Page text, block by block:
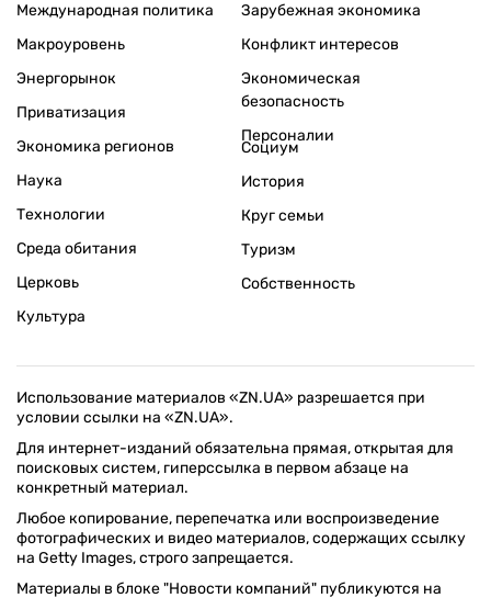
Международная политика
Макроуровень
Энергорынок
Приватизация
Экономика регионов
Зарубежная экономика
Конфликт интересов
Экономическая
безопасность
Персоналии
Наука
Технологии
Среда обитания
Церковь
Культура
Социум
История
Круг семьи
Туризм
Собственность
Использование материалов «ZN.UA» разрешается при
условии ссылки на «ZN.UA».
Для интернет-изданий обязательна прямая, открытая для
поисковых систем, гиперссылка в первом абзаце на
конкретный материал.
Любое копирование, перепечатка или воспроизведение
фотографических и видео материалов, содержащих ссылку
на Getty Images, строго запрещается.
Материалы в блоке "Новости компаний" публикуются на